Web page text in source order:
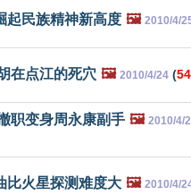
起民族精神新高度 🖼️ 2010/4/
在点江的死穴 🖼️ 2010/4/24 (
职变身周永康副手 🖼️ 2010/4/
比火星探测难度大 🖼️ 2010/4/